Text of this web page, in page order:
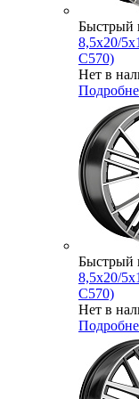
Быстрый
8,5x20/
C570)
Нет в
Быстрый
8,5x20/
C570)
Нет в